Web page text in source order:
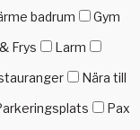
badrum
Gym
Frys
Larm
Nära till
Pax